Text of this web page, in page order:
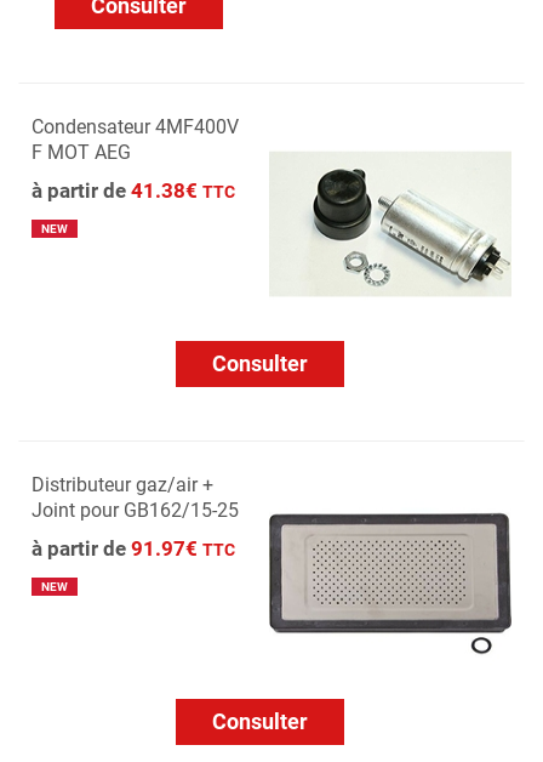
Consulter
Condensateur 4MF400V
F MOT AEG
à partir de 41.38€ TTC
NEW
Consulter
Distributeur gaz/air +
Joint pour GB162/15-25
à partir de 91.97€ TTC
NEW
Consulter